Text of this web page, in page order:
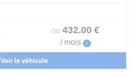
ou 432.00 €
/ mois i
Voir le véhicule